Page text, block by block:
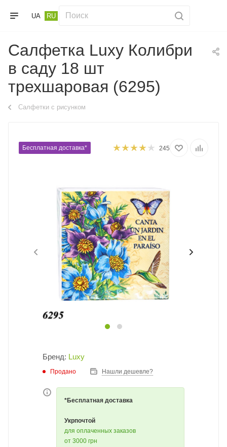
UA RU
Салфетка Luxy Колибри
в саду 18 шт
трехшаровая (6295)
Салфетки с рисунком
Бесплатная доставка* 245
Бренд: Luxy
Продано Нашли дешевле?
*Бесплатная доставка
Укрпочтой
для оплаченных заказов
от 3000 грн